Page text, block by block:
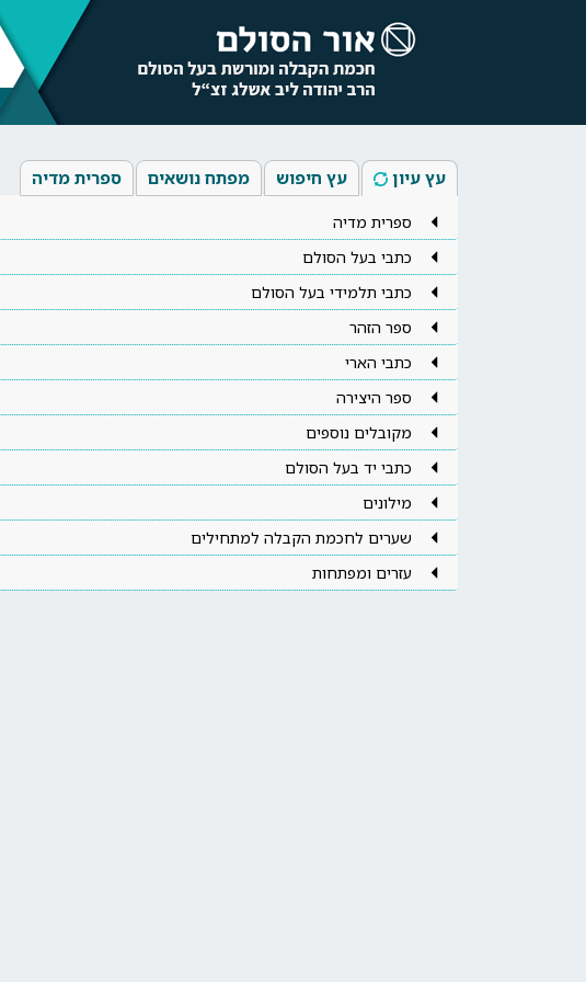
עץ עיון עץ חיפוש מפתח נושאים ספרית מדיה
ספרית מדיה
כתבי בעל הסולם
כתבי תלמידי בעל הסולם
ספר הזהר
כתבי הארי
ספר היצירה
מקובלים נוספים
כתבי יד בעל הסולם
מילונים
שערים לחכמת הקבלה למתחילים
עזרים ומפתחות